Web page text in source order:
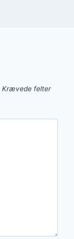
Krævede felter